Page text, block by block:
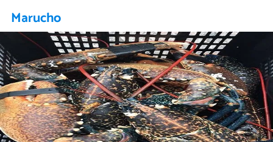
Marucho